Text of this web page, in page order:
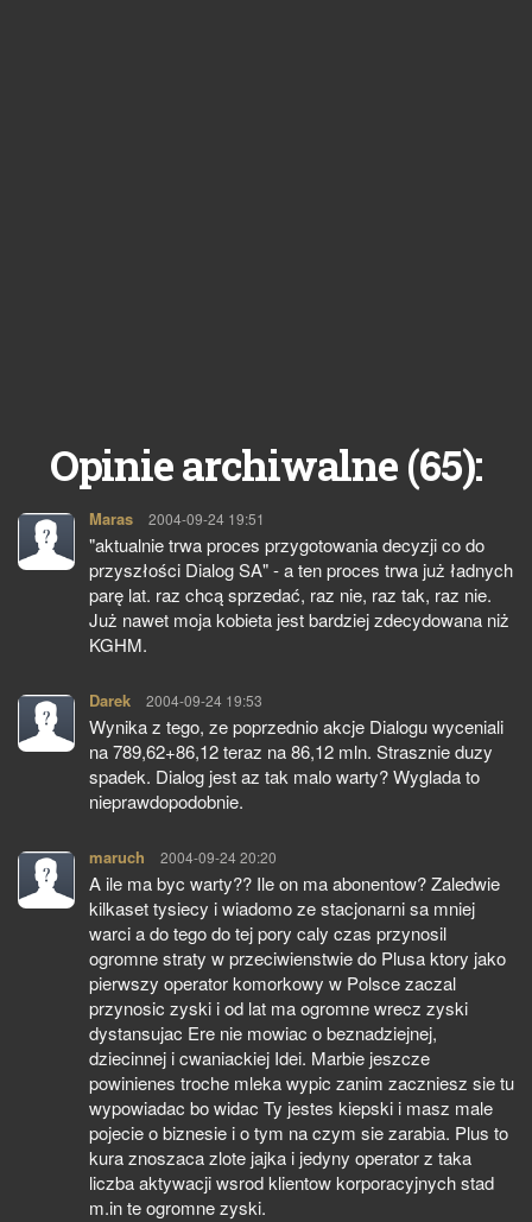
Opinie archiwalne (65):
Maras pisze:
2004-09-24 19:51
"aktualnie trwa proces przygotowania decyzji co do
przyszłości Dialog SA" - a ten proces trwa już ładnych
parę lat. raz chcą sprzedać, raz nie, raz tak, raz nie.
Już nawet moja kobieta jest bardziej zdecydowana niż
KGHM.
Darek pisze:
2004-09-24 19:53
Wynika z tego, ze poprzednio akcje Dialogu wyceniali
na 789,62+86,12 teraz na 86,12 mln. Strasznie duzy
spadek. Dialog jest az tak malo warty? Wyglada to
nieprawdopodobnie.
maruch pisze:
2004-09-24 20:20
A ile ma byc warty?? Ile on ma abonentow? Zaledwie
kilkaset tysiecy i wiadomo ze stacjonarni sa mniej
warci a do tego do tej pory caly czas przynosil
ogromne straty w przeciwienstwie do Plusa ktory jako
pierwszy operator komorkowy w Polsce zaczal
przynosic zyski i od lat ma ogromne wrecz zyski
dystansujac Ere nie mowiac o beznadziejnej,
dziecinnej i cwaniackiej Idei. Marbie jeszcze
powinienes troche mleka wypic zanim zaczniesz sie tu
wypowiadac bo widac Ty jestes kiepski i masz male
pojecie o biznesie i o tym na czym sie zarabia. Plus to
kura znoszaca zlote jajka i jedyny operator z taka
liczba aktywacji wsrod klientow korporacyjnych stad
m.in te ogromne zyski.